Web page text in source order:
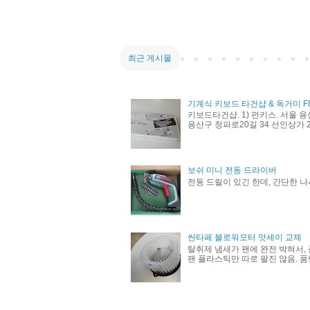
최근 게시물
기계식 키보드 타건샵 & 독거미
키보드타건샵. 1) 펀키스. 서울
용산구 청파로20길 34 선인상가
보쉬 미니 전동 드라이버
전동 드릴이 있긴 한데, 간단한
싼타페 블로워모터 앗세이 교체
탈취제 냄새가 팬에 완전 박혀서,
팬 플라스틱만 따로 팔진 않음.